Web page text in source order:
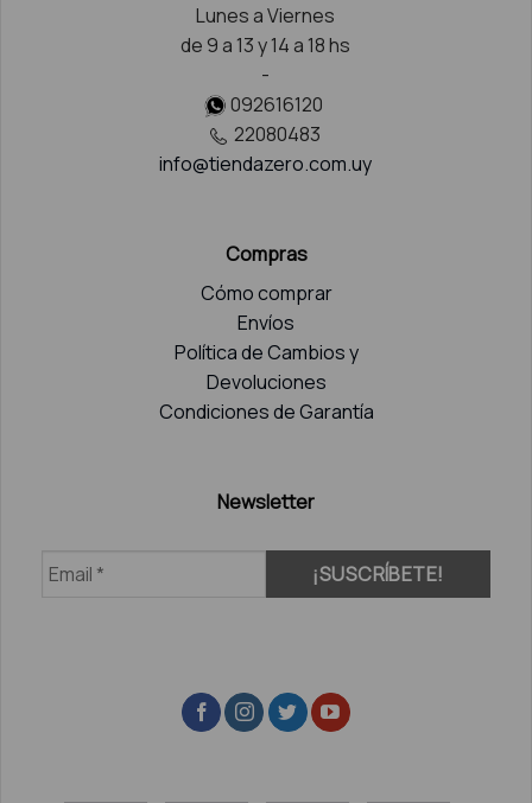
Lunes a Viernes
de 9 a 13 y 14 a 18 hs
-
092616120
22080483
info@tiendazero.com.uy
Compras
Cómo comprar
Envíos
Política de Cambios y
Devoluciones
Condiciones de Garantía
Newsletter